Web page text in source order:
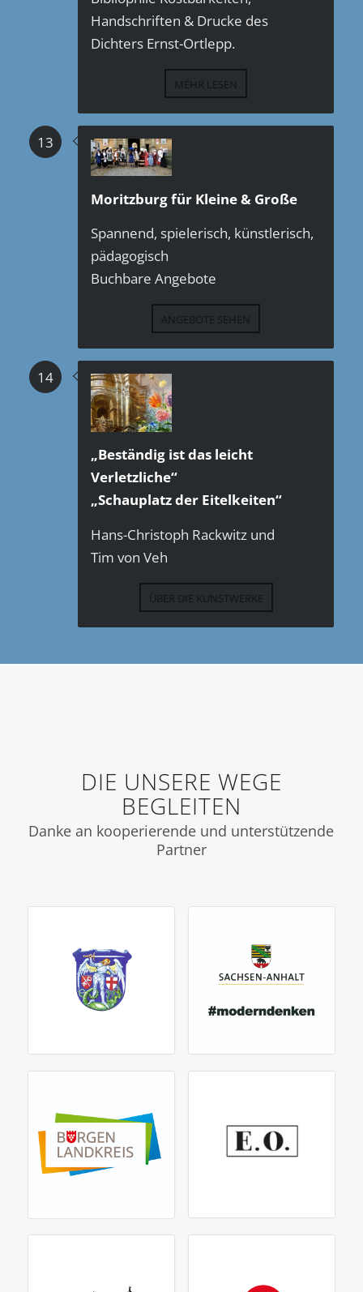
Handschriften & Drucke des
Dichters Ernst-Ortlepp.
MEHR LESEN
13
Moritzburg für Kleine & Große
Spannend, spielerisch, künstlerisch,
pädagogisch
Buchbare Angebote
ANGEBOTE SEHEN
14
„Beständig ist das leicht
Verletzliche“
„Schauplatz der Eitelkeiten“
Hans-Christoph Rackwitz und
Tim von Veh
ÜBER DIE KUNSTWERKE
DIE UNSERE WEGE
BEGLEITEN
Danke an kooperierende und unterstützende
Partner